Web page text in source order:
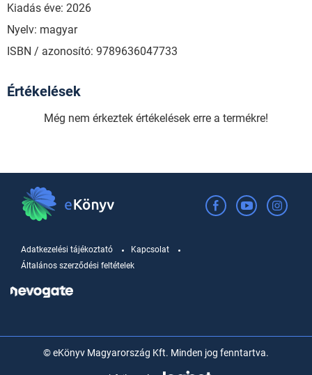
Kiadás éve: 2026
Nyelv: magyar
ISBN / azonosító: 9789636047733
Értékelések
Még nem érkeztek értékelések erre a termékre!
Adatkezelési tájékoztató
Kapcsolat
Általános szerződési feltételek
© eKönyv Magyarország Kft. Minden jog fenntartva.